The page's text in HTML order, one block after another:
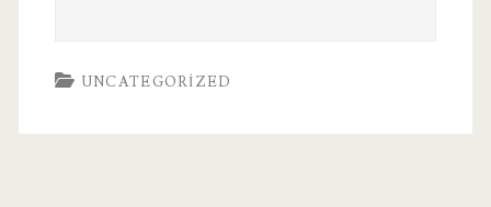
UNCATEGORIZED